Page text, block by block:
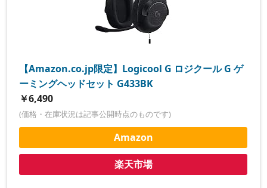
【Amazon.co.jp限定】Logicool G ロジクール G ゲ
ーミングヘッドセット G433BK
￥6,490
(価格・在庫状況は記事公開時点のものです)
Amazon
楽天市場